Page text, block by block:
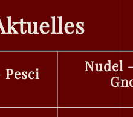
Pesci
Nudel